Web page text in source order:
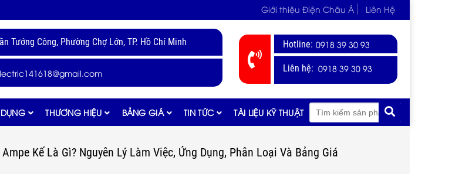
Giới thiệu Điện Châu Á Liên Hệ
Tướng Công, Phường Chợ Lớn, TP. Hồ Chí Minh Hotline: 0918 39 30 93
Liên hệ: 0918 39 30 93
THƯƠNG HIỆU BẢNG GIÁ TIN TỨC TÀI LIỆU KỸ THUẬT
Kế Là Gì? Nguyên Lý Làm Việc, Ứng Dụng, Phân Loại Và Bảng Giá